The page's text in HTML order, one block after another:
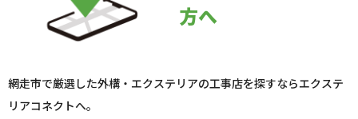
方へ
網走市で厳選した外構・エクステリアの工事店を探すならエクステ
リアコネクトへ。